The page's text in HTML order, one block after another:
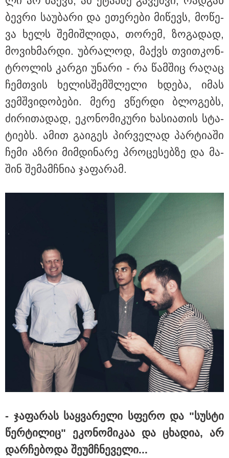
მნიშვნელოვანი ინფორმაცია
Hisense წარმოგიდგენთ გზავნილს "ინოვაციები
უკეთესი ცხოვრებისათვის" FIFA-ს 2026 წლის
15:49 / 06-08-2026
შეიძინე ალდაგის სამოგზაურო დაზღვევა და
მიიღე გაორმაგებული ინტერნეტი
Faceამბები
ბევ­რი სა­უ­ბა­რი და ეთე­რე­ბი მი­წევს, მო­წე­
ვა ხელს შე­მიშ­ლი­და, თო­რემ, ზო­გა­დად,
მო­ვიხ­მარ­დი. უბ­რა­ლოდ, მაქვს თვით­კონ­
ტრო­ლის კარ­გი უნა­რი - რა წამ­შიც რა­ღაც
ჩემ­თვის ხე­ლის­შემ­შლე­ლი ხდე­ბა, იმას
ვემ­შვი­დო­ბე­ბი. მერე ვწერ­დი ბლო­გებს,
ძი­რი­თა­დად, ეკო­ნო­მი­კუ­რი ხა­სი­ა­თის სტა­
ტი­ებს. ამით გა­ი­გეს პირ­ვე­ლად პარ­ტი­ა­ში
ჩემი აზრი მიმ­დი­ნა­რე პრო­ცე­სებ­ზე და მა­
შინ შე­მამ­ჩნია ჯა­ფა­რამ.
- ჯა­ფა­რას საყ­ვა­რე­ლი სფე­რო და "სუს­ტი
წერ­ტი­ლიც" ეკო­ნო­მი­კაა და ცხა­დია, არ
დარ­ჩე­ბო­და შე­უმ­ჩნე­ვე­ლი...